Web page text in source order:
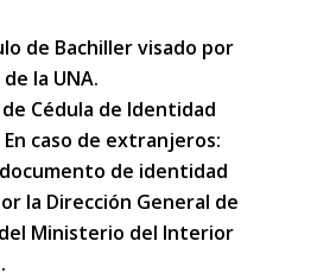
de Bachiller visado por
la UNA.
Cédula de Identidad
caso de extranjeros:
de identidad
la Dirección General de
Ministerio del Interior